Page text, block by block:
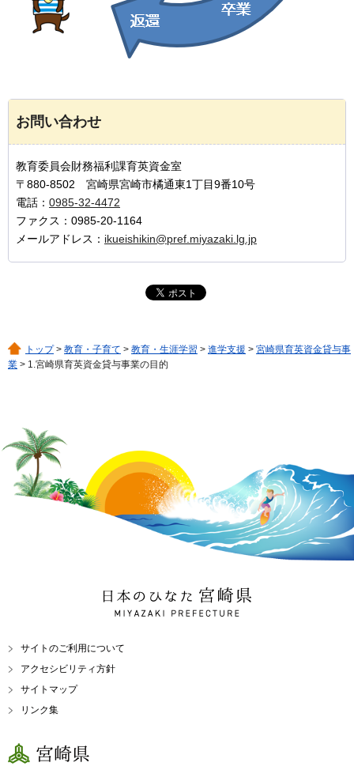
お問い合わせ
教育委員会財務福利課育英資金室
〒880-8502 宮崎県宮崎市橘通東1丁目9番10号
電話： 0985-32-4472
ファクス：0985-20-1164
メールアドレス： ikueishikin@pref.miyazaki.lg.jp
トップ> 教育・子育て > 教育・生涯学習 > 進学支援 > 宮崎県育英資金貸与事
業 > 1.宮崎県育英資金貸与事業の目的
日本のひなた 宮崎県
MIYAZAKI PREFECTURE
サイトのご利用について
アクセシビリティ方針
サイトマップ
リンク集
宮崎県